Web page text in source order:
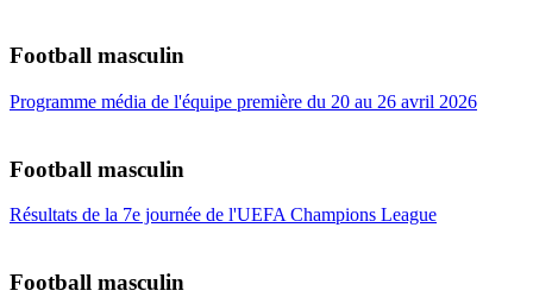
Football masculin
Programme média de l'équipe première du 20 au 26 avril 2026
Football masculin
Résultats de la 7e journée de l'UEFA Champions League
Football masculin